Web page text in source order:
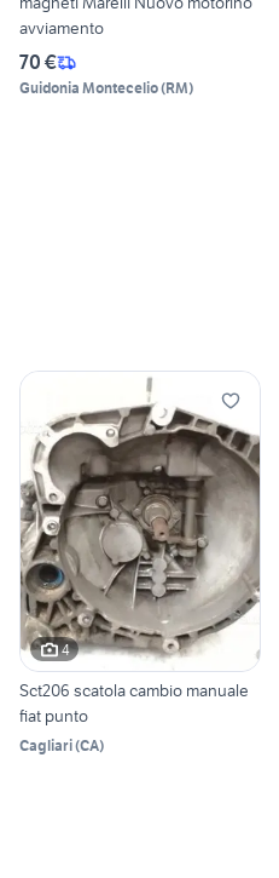
avviamento
70 €
Guidonia Montecelio(RM)
4
Sct206 scatola cambio manuale
fiat punto
Cagliari(CA)